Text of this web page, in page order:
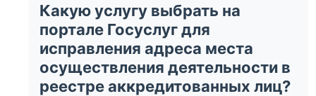
Какую услугу выбрать на
портале Госуслуг для
исправления адреса места
осуществления деятельности в
реестре аккредитованных лиц?